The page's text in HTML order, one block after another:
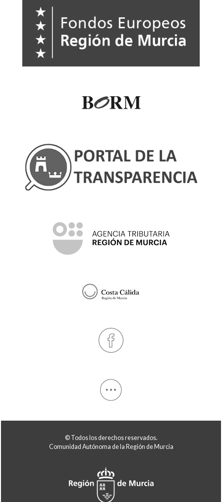
© Todos los derechos reservados.
Comunidad Autónoma de la Región de Murcia